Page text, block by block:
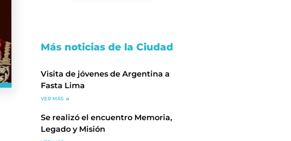
Más noticias de la Ciudad
Visita de jóvenes de Argentina a
Fasta Lima
VER MÁS
Se realizó el encuentro Memoria,
Legado y Misión